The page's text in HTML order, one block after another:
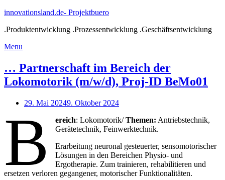
Skip
content
innovationsland.de- Projektbuero
.Produktentwicklung .Prozessentwicklung .Geschäftsentwicklung
Menu
… Partnerschaft im Bereich der
Lokomotorik (m/w/d), Proj-ID BeMo01
29. Mai 20249. Oktober 2024
B ereich: Lokomotorik/Themen: Antriebstechnik,
Gerätetechnik, Feinwerktechnik.
Erarbeitung neuronal gesteuerter, sensomotorischer
Lösungen in den Bereichen Physio- und
Ergotherapie. Zum trainieren, rehabilitieren und
ersetzen verloren gegangener, motorischer Funktionalitäten.